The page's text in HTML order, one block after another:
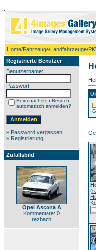
Home/Fahrzeuge/Landfahrzeuge/
Registrierte Benutzer
Benutzername:
Passwort:
Beim nächsten Besuch
automatisch anmelden?
» Password vergessen
» Registrierung
Zufallsbild
Opel Ascona A
Kommentare: 0
rezbach
(